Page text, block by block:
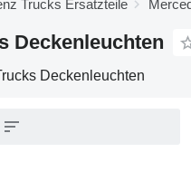
Trucks Ersatzteile
Deckenleuchten
Deckenleuchten